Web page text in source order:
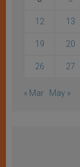
12 13
19 20
26 27
« Mar May »